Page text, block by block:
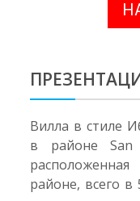
Вилла в стиле
в районе San
районе, всего